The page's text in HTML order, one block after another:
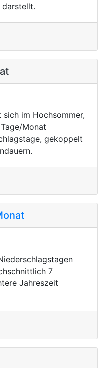
darstellt.
im Hochsommer,
Monat
gekoppelt
7
Jahreszeit